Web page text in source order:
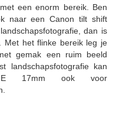
een enorm bereik. Ben
naar een Canon tilt shift
dan is
Met het flinke bereik leg je
gemak een ruim beeld
landschapsfotografie kan
17mm ook voor